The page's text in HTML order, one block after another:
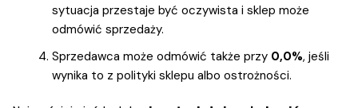
sytuacja przestaje być oczywista i sklep może
odmówić sprzedaży.
Sprzedawca może odmówić także przy 0,0%, jeśli
wynika to z polityki sklepu albo ostrożności.